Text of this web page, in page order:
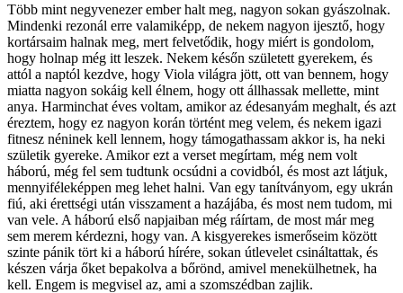
Több mint negyvenezer ember halt meg, nagyon sokan gyászolnak.
Mindenki rezonál erre valamiképp, de nekem nagyon ijesztő, hogy
kortársaim halnak meg, mert felvetődik, hogy miért is gondolom,
hogy holnap még itt leszek. Nekem későn született gyerekem, és
attól a naptól kezdve, hogy Viola világra jött, ott van bennem, hogy
miatta nagyon sokáig kell élnem, hogy ott állhassak mellette, mint
anya. Harminchat éves voltam, amikor az édesanyám meghalt, és azt
éreztem, hogy ez nagyon korán történt meg velem, és nekem igazi
fitnesz néninek kell lennem, hogy támogathassam akkor is, ha neki
születik gyereke. Amikor ezt a verset megírtam, még nem volt
háború, még fel sem tudtunk ocsúdni a covidból, és most azt látjuk,
mennyiféleképpen meg lehet halni. Van egy tanítványom, egy ukrán
fiú, aki érettségi után visszament a hazájába, és most nem tudom, mi
van vele. A háború első napjaiban még ráírtam, de most már meg
sem merem kérdezni, hogy van. A kisgyerekes ismerőseim között
szinte pánik tört ki a háború hírére, sokan útlevelet csináltattak, és
készen várja őket bepakolva a bőrönd, amivel menekülhetnek, ha
kell. Engem is megvisel az, ami a szomszédban zajlik.